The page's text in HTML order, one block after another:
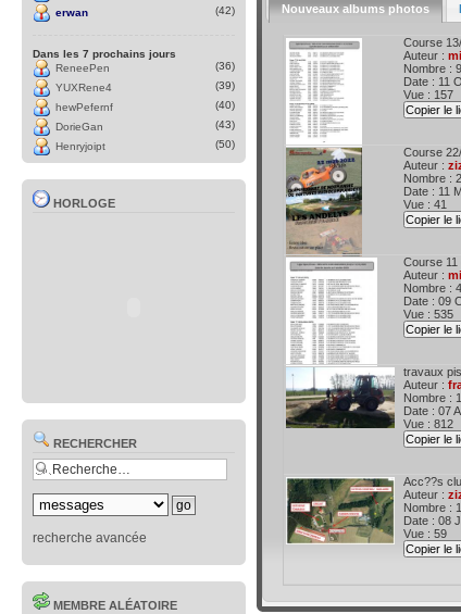
erwan
(42)
Dans les 7 prochains jours
ReneePen
(36)
YUXRene4
(39)
hewPefernf
(40)
DorieGan
(43)
Henryjoipt
(50)
HORLOGE
RECHERCHER
recherche avancée
MEMBRE ALÉATOIRE
Nouveaux albums photos
Course
Auteur :
Nombre : 9
Date : 11
Vue : 157
Copier le
Course
Auteur :
Nombre : 2
Date : 11
Vue : 41
Copier le
Course 11
Auteur :
Nombre : 4
Date : 09
Vue : 535
Copier le
travaux
Auteur :
Nombre :
Date : 07
Vue : 812
Copier le
Acc??s
Auteur :
Nombre : 1
Date : 08
Vue : 59
Copier le